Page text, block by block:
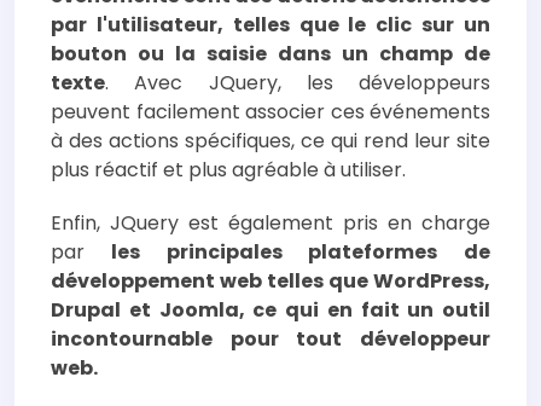
par l'utilisateur, telles que le clic sur un
bouton ou la saisie dans un champ de
texte. Avec JQuery, les développeurs
peuvent facilement associer ces événements
à des actions spécifiques, ce qui rend leur site
plus réactif et plus agréable à utiliser.
Enfin, JQuery est également pris en charge
par les principales plateformes de
développement web telles que WordPress,
Drupal et Joomla, ce qui en fait un outil
incontournable pour tout développeur
web.